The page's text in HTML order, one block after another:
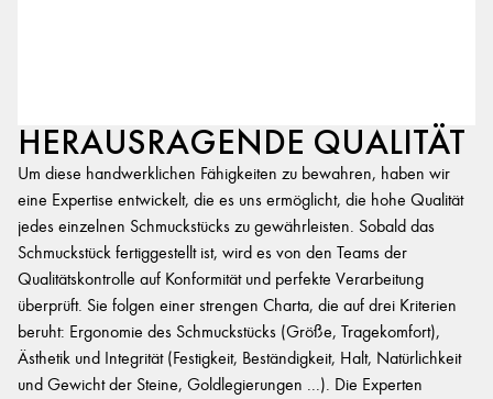
HERAUSRAGENDE QUALITÄT
Um diese handwerklichen Fähigkeiten zu bewahren, haben wir
eine Expertise entwickelt, die es uns ermöglicht, die hohe Qualität
jedes einzelnen Schmuckstücks zu gewährleisten. Sobald das
Schmuckstück fertiggestellt ist, wird es von den Teams der
Qualitätskontrolle auf Konformität und perfekte Verarbeitung
überprüft. Sie folgen einer strengen Charta, die auf drei Kriterien
beruht: Ergonomie des Schmuckstücks (Größe, Tragekomfort),
Ästhetik und Integrität (Festigkeit, Beständigkeit, Halt, Natürlichkeit
und Gewicht der Steine, Goldlegierungen ...). Die Experten